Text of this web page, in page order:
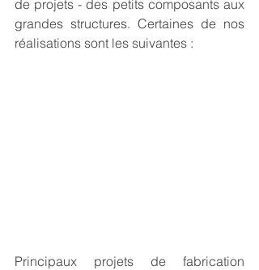
de projets - des petits composants aux
grandes structures. Certaines de nos
réalisations sont les suivantes :
Principaux projets de fabrication